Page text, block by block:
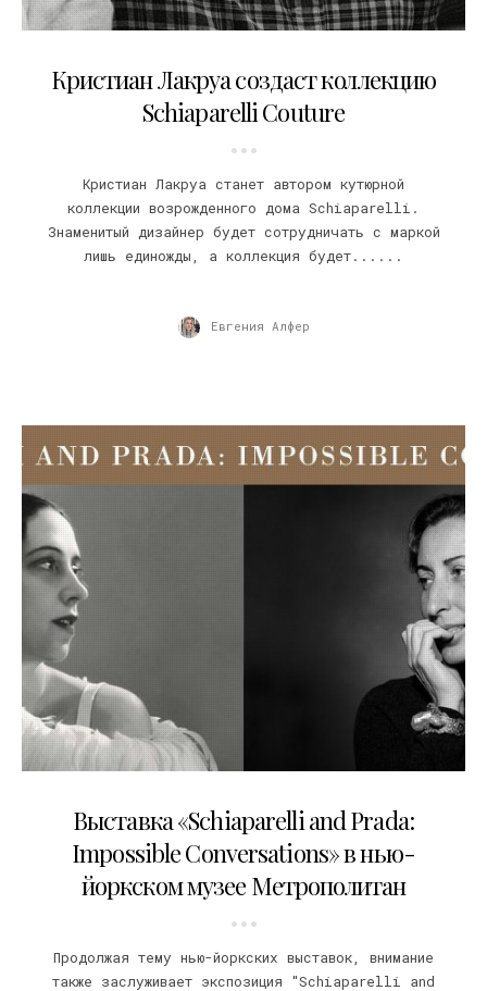
Кристиан Лакруа создаст коллекцию
Schiaparelli Couture
Кристиан Лакруа станет автором кутюрной
коллекции возрожденного дома Schiaparelli.
Знаменитый дизайнер будет сотрудничать с маркой
лишь единожды, а коллекция будет......
Евгения Алфер
Выставка «Schiaparelli and Prada:
Impossible Conversations» в нью-
йоркском музее Метрополитан
Продолжая тему нью-йоркских выставок, внимание
также заслуживает экспозиция "Schiaparelli and